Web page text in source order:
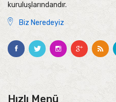
kuruluşlarındandır.
Biz Neredeyiz
Hızlı Menü